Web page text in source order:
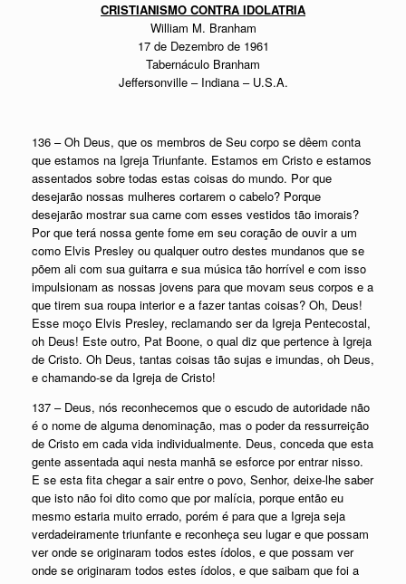
CRISTIANISMO CONTRA IDOLATRIA
William M. Branham
17 de Dezembro de 1961
Tabernáculo Branham
Jeffersonville – Indiana – U.S.A.
136 – Oh Deus, que os membros de Seu corpo se dêem conta
que estamos na Igreja Triunfante. Estamos em Cristo e estamos
assentados sobre todas estas coisas do mundo. Por que
desejarão nossas mulheres cortarem o cabelo? Porque
desejarão mostrar sua carne com esses vestidos tão imorais?
Por que terá nossa gente fome em seu coração de ouvir a um
como Elvis Presley ou qualquer outro destes mundanos que se
põem ali com sua guitarra e sua música tão horrível e com isso
impulsionam as nossas jovens para que movam seus corpos e a
que tirem sua roupa interior e a fazer tantas coisas? Oh, Deus!
Esse moço Elvis Presley, reclamando ser da Igreja Pentecostal,
oh Deus! Este outro, Pat Boone, o qual diz que pertence à Igreja
de Cristo. Oh Deus, tantas coisas tão sujas e imundas, oh Deus,
e chamando-se da Igreja de Cristo!
137 – Deus, nós reconhecemos que o escudo de autoridade não
é o nome de alguma denominação, mas o poder da ressurreição
de Cristo em cada vida individualmente. Deus, conceda que esta
gente assentada aqui nesta manhã se esforce por entrar nisso.
E se esta fita chegar a sair entre o povo, Senhor, deixe-lhe saber
que isto não foi dito como que por malícia, porque então eu
mesmo estaria muito errado, porém é para que a Igreja seja
verdadeiramente triunfante e reconheça seu lugar e que possam
ver onde se originaram todos estes ídolos, e que possam ver
onde se originaram todos estes ídolos, e que saibam que foi a